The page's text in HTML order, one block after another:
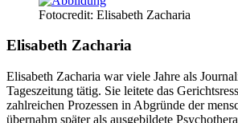
Fotocredit: Elisabeth Zacharia
Elisabeth Zacharia
Elisabeth Zacharia war viele Jahre als
Tageszeitung tätig. Sie leitete das
zahlreichen Prozessen in Abgründe der
übernahm später als ausgebildete